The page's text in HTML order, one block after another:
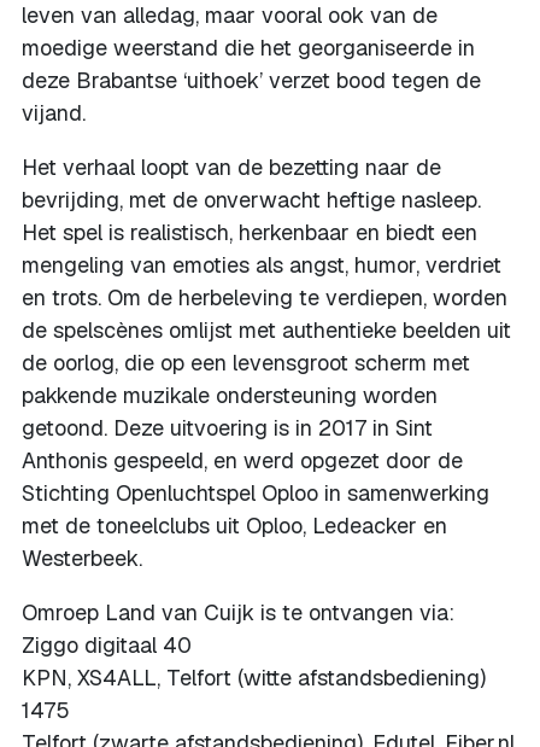
leven van alledag, maar vooral ook van de
moedige weerstand die het georganiseerde in
deze Brabantse ‘uithoek’ verzet bood tegen de
vijand.
Het verhaal loopt van de bezetting naar de
bevrijding, met de onverwacht heftige nasleep.
Het spel is realistisch, herkenbaar en biedt een
mengeling van emoties als angst, humor, verdriet
en trots. Om de herbeleving te verdiepen, worden
de spelscènes omlijst met authentieke beelden uit
de oorlog, die op een levensgroot scherm met
pakkende muzikale ondersteuning worden
getoond. Deze uitvoering is in 2017 in Sint
Anthonis gespeeld, en werd opgezet door de
Stichting Openluchtspel Oploo in samenwerking
met de toneelclubs uit Oploo, Ledeacker en
Westerbeek.
Omroep Land van Cuijk is te ontvangen via:
Ziggo digitaal 40
KPN, XS4ALL, Telfort (witte afstandsbediening)
1475